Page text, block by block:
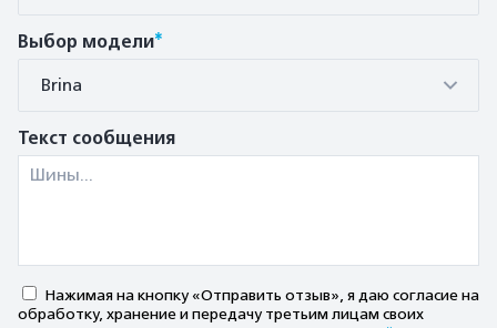
Выбор модели*
Brina
Текст сообщения
Нажимая на кнопку «Отправить отзыв», я даю согласие на
обработку, хранение и передачу третьим лицам своих